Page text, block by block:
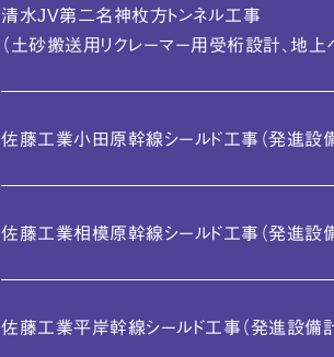
清水JV第二名神枚方トンネル工事
（土砂搬送用リクレーマー用受桁設計、 地上
佐藤工業小田原幹線シールド工事 （発進設
佐藤工業相模原幹線シールド工事 （発進設
佐藤工業平岸幹線シールド工事 （発進設備